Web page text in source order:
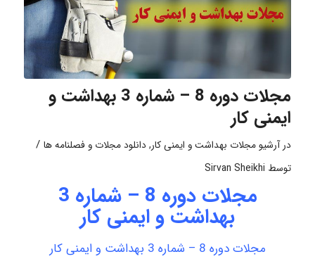
مجلات دوره 8 – شماره 3 بهداشت و
ایمنی کار
درآرشیو مجلات بهداشت و ایمنی کار,دانلود مجلات و فصلنامه ها /
توسط Sirvan Sheikhi
مجلات دوره 8 – شماره 3
بهداشت و ایمنی کار
مجلات دوره 8 – شماره 3 بهداشت و ایمنی کار